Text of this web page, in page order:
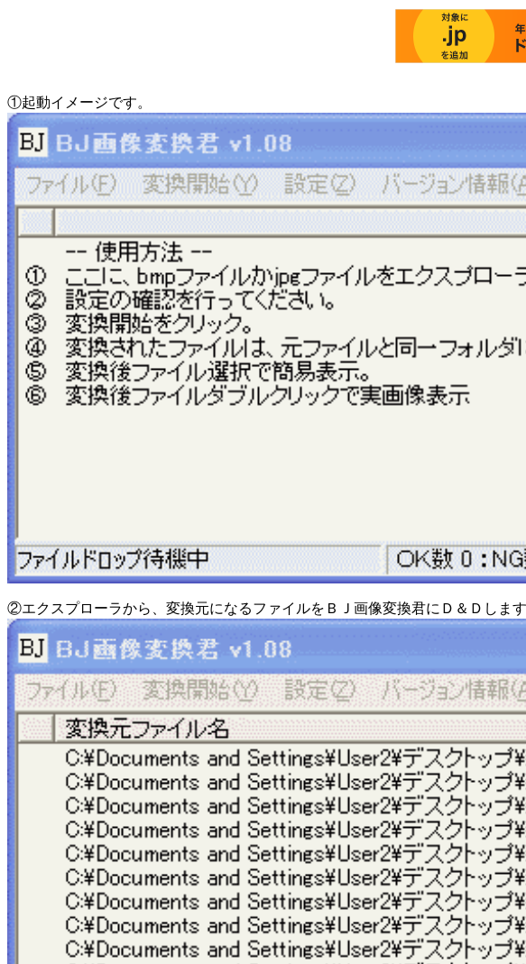
①起動イメージです。
②エクスプローラから、変換元になるファイルをＢＪ画像変換君にＤ＆Ｄします